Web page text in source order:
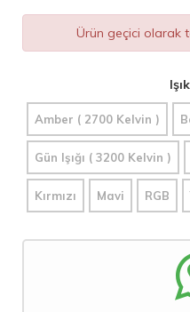
Ürün geçici olarak
Amber ( 2700 Kelvin )
Gün Işığı ( 3200 Kelvin )
Kırmızı Mavi RGB